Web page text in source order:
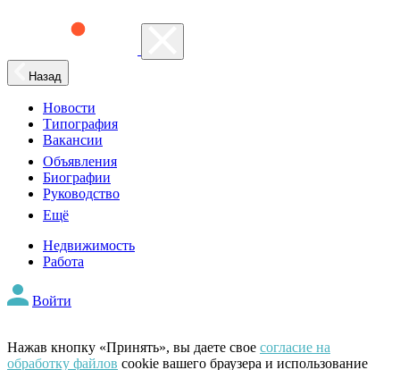
Назад
Новости
Типография
Вакансии
Объявления
Биографии
Руководство
Ещё
Недвижимость
Работа
Войти
Нажав кнопку «Принять», вы даете свое согласие на
обработку файлов cookie вашего браузера и использование